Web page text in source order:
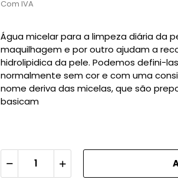
Com IVA
Água micelar para a limpeza diária da
maquilhagem e por outro ajudam a
hidrolipidica da pele. Podemos defini-
normalmente sem cor e com uma
nome deriva das micelas, que são
basicam